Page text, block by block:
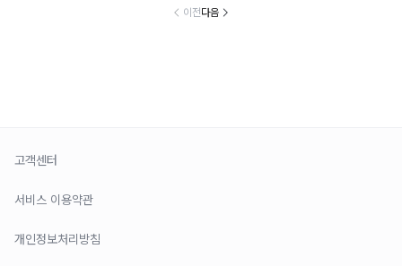
이전다음
고객센터
서비스 이용약관
개인정보처리방침